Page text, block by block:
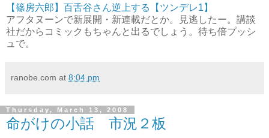
【篠房六郎】百舌谷さん逆上する【ツンデレ1】
アフタヌーンで新展開・新連載だとか。見逃したー。講談
社だからコミックもちゃんと出るでしょう。待ち倍プッシ
ュで。
ranobe.com at 8:04 pm
Thursday, March 13, 2008
命がけの小話 市況２板